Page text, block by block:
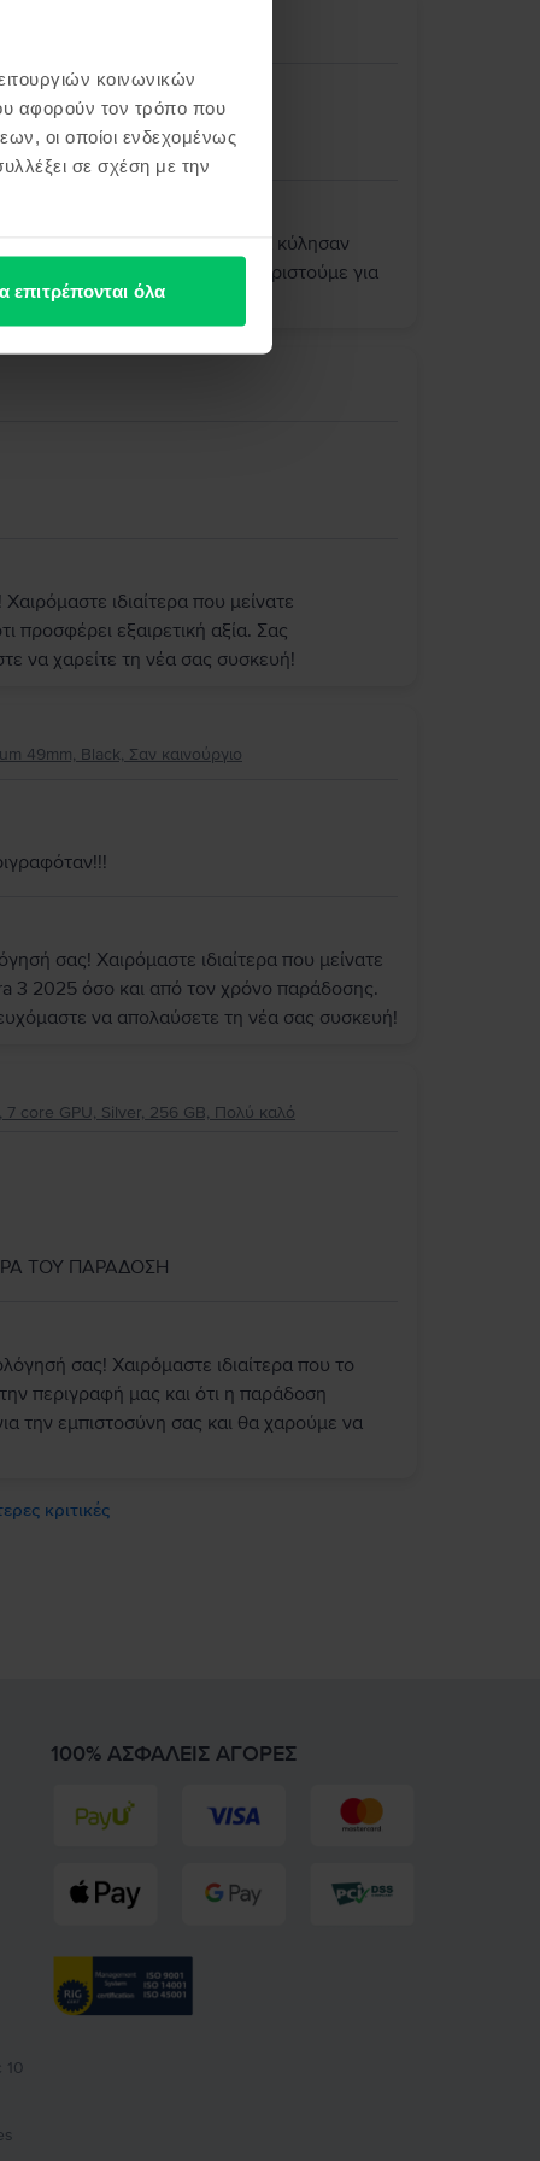
κοινωνικών
αφορούν τον τρόπο που
οι οποίοι ενδεχομένως
σε σχέση με την
επιτρέπονται όλα
Χαιρόμαστε ιδιαίτερα που όλα κύλησαν
σας με τη Flip. Σας ευχαριστούμε για
ξανά στο μέλλον!
ιδιαίτερα που μείνατε
προσφέρει εξαιρετική αξία. Σας
να χαρείτε τη νέα σας συσκευή!
49mm, Black, Σαν καινούργιο
σας! Χαιρόμαστε ιδιαίτερα που μείνατε
3 2025 όσο και από τον χρόνο παράδοσης.
να απολαύσετε τη νέα σας συσκευή!
core GPU, Silver, 256 GB, Πολύ καλό
ΤΟΥ ΠΑΡΑΔΟΣΗ
σας! Χαιρόμαστε ιδιαίτερα που το
περιγραφή μας και ότι η παράδοση
την εμπιστοσύνη σας και θα χαρούμε να
κριτικές
10
100% ΑΣΦΑΛΕΊΣ ΑΓΟΡΈΣ